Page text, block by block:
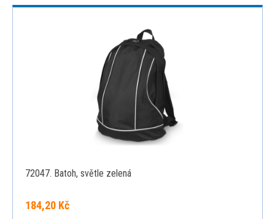
72047. Batoh, světle zelená
184,20 Kč